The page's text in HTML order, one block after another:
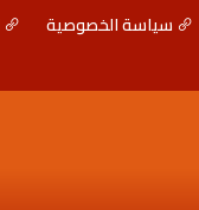
سياسة الخصوصية